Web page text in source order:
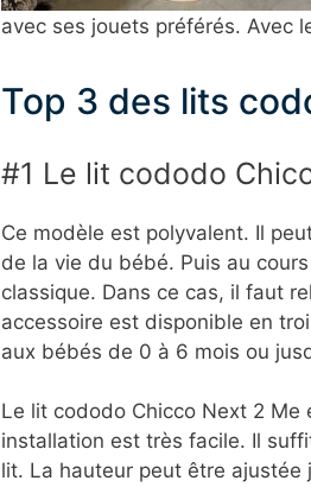
avec ses jouets préférés. Avec
Top 3 des lits
#1 Le lit cododo
Ce modèle est polyvalent. Il
de la vie du bébé. Puis au
classique. Dans ce cas, il faut
accessoire est disponible en
aux bébés de 0 à 6 mois ou
Le lit cododo Chicco Next 2 Me
installation est très facile. Il
lit. La hauteur peut être ajustée